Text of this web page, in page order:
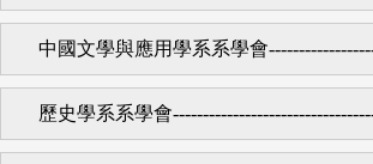
中國文學與應用學系系學會
歷史學系系學會